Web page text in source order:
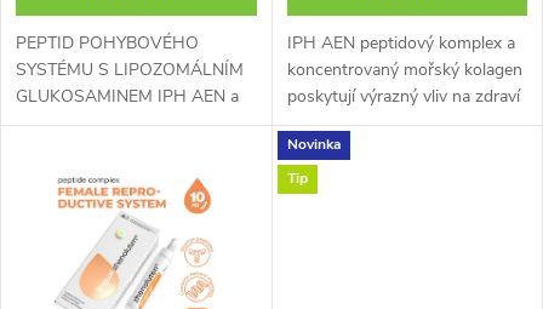
d
u
d
u
PEPTID POHYBOVÉHO
SYSTÉMU S LIPOZOMÁLNÍM
GLUKOSAMINEM IPH AEN a
IPH ESM peptidové komplexy v
formami glukosaminu a MSM
mají chondroprotektivní a...
IPH AEN peptidový komplex a
koncentrovaný mořský kolagen
poskytují výrazný vliv na zdraví
pokožky, vlasů a pojivové tkáně.
stimulují syntézu kolagenu
zlepšují pružnost...
Novinka
Tip